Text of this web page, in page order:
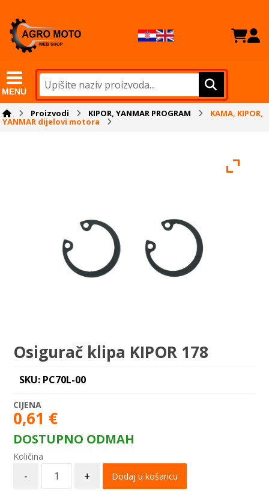
MENU
Proizvodi KIPOR, YANMAR PROGRAM KAMA, KIPOR,
YANMAR dijelovi motora
Osigurač klipa KIPOR 178
SKU: PC70L-00
0,61 €
DOSTUPNO ODMAH
- + Dodaj u košaricu